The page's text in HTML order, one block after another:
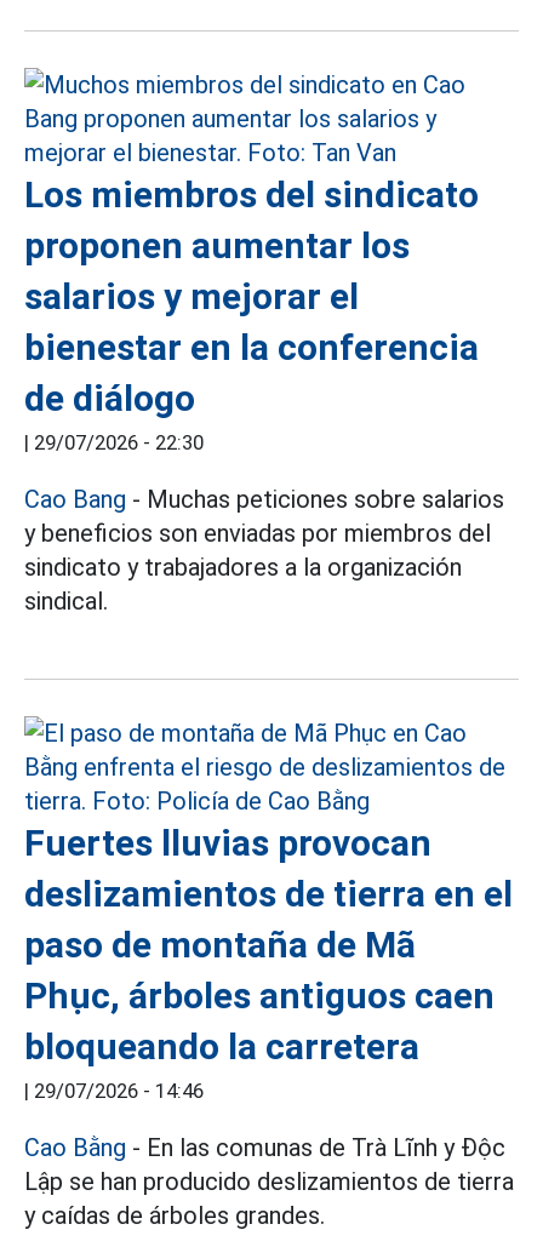
Los miembros del sindicato
proponen aumentar los
salarios y mejorar el
bienestar en la conferencia
de diálogo
| 29/07/2026 - 22:30
Cao Bang - Muchas peticiones sobre salarios
y beneficios son enviadas por miembros del
sindicato y trabajadores a la organización
sindical.
Fuertes lluvias provocan
deslizamientos de tierra en el
paso de montaña de Mã
Phục, árboles antiguos caen
bloqueando la carretera
| 29/07/2026 - 14:46
Cao Bằng - En las comunas de Trà Lĩnh y Độc
Lập se han producido deslizamientos de tierra
y caídas de árboles grandes.